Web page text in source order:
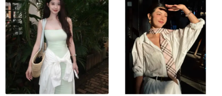
Baby春节喜气洋洋版 查看原帖
CCTV春晚 - YouTube 好像发现了男主持凑身高的办法hhh 高
跟鞋大法好 可是即使这样，好像和女主持同台的时候还是显
得身高有点矮了。。
...
一起看春晚?可可爱爱小朋友